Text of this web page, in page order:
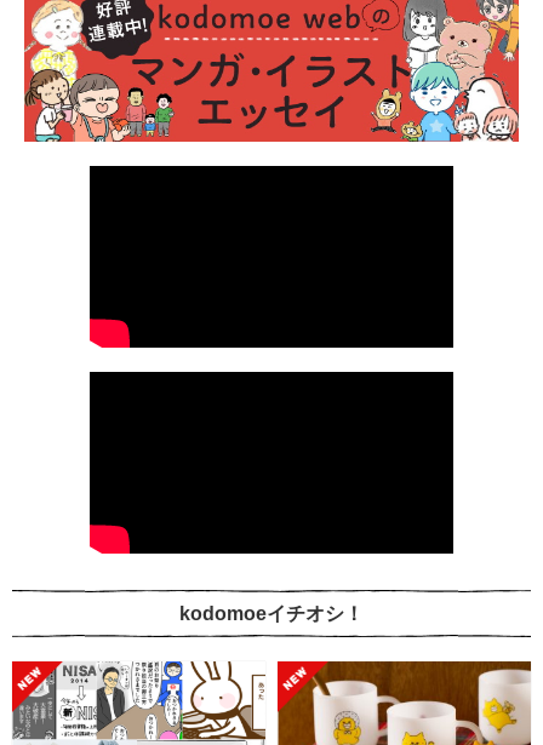
kodomoeイチオシ！